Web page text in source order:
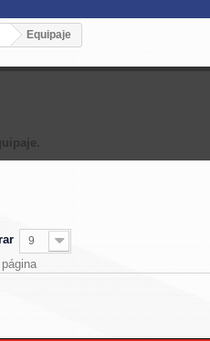
Equipaje
9